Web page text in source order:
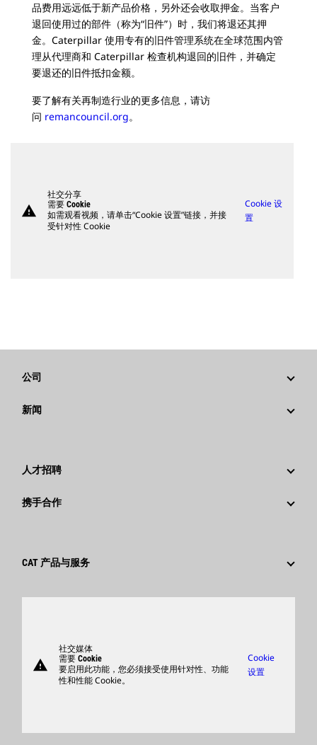
品费用远远低于新产品价格，另外还会收取押金。当客户
退回使用过的部件（称为“旧件”）时，我们将退还其押
金。Caterpillar 使用专有的旧件管理系统在全球范围内管
理从代理商和 Caterpillar 检查机构退回的旧件，并确定
要退还的旧件抵扣金额。
要了解有关再制造行业的更多信息，请访
问 remancouncil.org。
warning
社交分享
需要 Cookie
如需观看视频，请单击“Cookie 设置”链接，并接
受针对性 Cookie
Cookie 设
置
公司
战略
卡特彼勒 基金会
行为准则
创新
新闻
社交媒体
人才招聘
为什么选择卡特彼勒？
搜索和申请
携手合作
供应商
CAT 产品与服务
商品warning
社交媒体
需要 Cookie
要启用此功能，您必须接受使用针对性、功能
性和性能 Cookie。
Cookie
设置